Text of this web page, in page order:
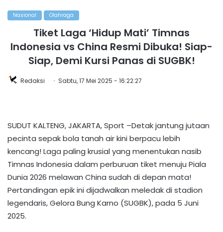
Nasional Olahraga
Tiket Laga ‘Hidup Mati’ Timnas
Indonesia vs China Resmi Dibuka! Siap-
Siap, Demi Kursi Panas di SUGBK!
Redaksi Sabtu, 17 Mei 2025 - 16:22:27
SUDUT KALTENG, JAKARTA, Sport –Detak jantung jutaan
pecinta sepak bola tanah air kini berpacu lebih
kencang! Laga paling krusial yang menentukan nasib
Timnas Indonesia dalam perburuan tiket menuju Piala
Dunia 2026 melawan China sudah di depan mata!
Pertandingan epik ini dijadwalkan meledak di stadion
legendaris, Gelora Bung Karno (SUGBK), pada 5 Juni
2025.